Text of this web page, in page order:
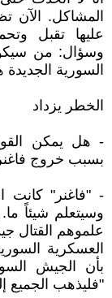
المشاكل. الآن
عليها تقبل
وسؤال: من
السورية
الخطر يزداد
- هل يمكن
بسبب خروج
- "فاغنر" كانت
وسيتعلم شيئاً
علموهم القتال
العسكرية
بأن الجيش
"فليذهب الجميع